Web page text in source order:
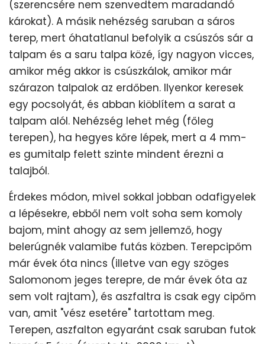
(szerencsére nem szenvedtem maradandó
károkat). A másik nehézség saruban a sáros
terep, mert óhatatlanul befolyik a csúszós sár a
talpam és a saru talpa közé, így nagyon vicces,
amikor még akkor is csúszkálok, amikor már
szárazon talpalok az erdőben. Ilyenkor keresek
egy pocsolyát, és abban kiöblítem a sarat a
talpam alól. Nehézség lehet még (főleg
terepen), ha hegyes kőre lépek, mert a 4 mm-
es gumitalp felett szinte mindent érezni a
talajból.
Érdekes módon, mivel sokkal jobban odafigyelek
a lépésekre, ebből nem volt soha sem komoly
bajom, mint ahogy az sem jellemző, hogy
belerúgnék valamibe futás közben. Terepcipőm
már évek óta nincs (illetve van egy szöges
Salomonom jeges terepre, de már évek óta az
sem volt rajtam), és aszfaltra is csak egy cipőm
van, amit "vész esetére" tartottam meg.
Terepen, aszfalton egyaránt csak saruban futok